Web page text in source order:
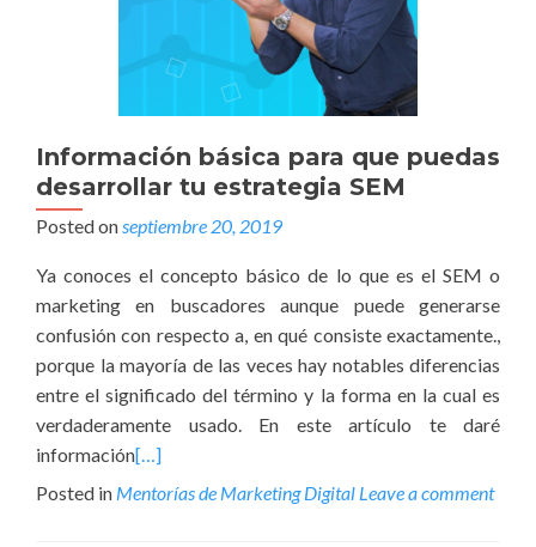
Información básica para que puedas
desarrollar tu estrategia SEM
Posted onseptiembre 20, 2019
Ya conoces el concepto básico de lo que es el SEM o
marketing en buscadores aunque puede generarse
confusión con respecto a, en qué consiste exactamente.,
porque la mayoría de las veces hay notables diferencias
entre el significado del término y la forma en la cual es
verdaderamente usado. En este artículo te daré
información[…]
Posted in Mentorías de Marketing Digital Leave a comment